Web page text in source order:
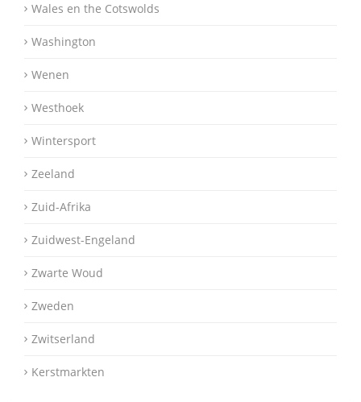
Wales en the Cotswolds
Washington
Wenen
Westhoek
Wintersport
Zeeland
Zuid-Afrika
Zuidwest-Engeland
Zwarte Woud
Zweden
Zwitserland
Kerstmarkten